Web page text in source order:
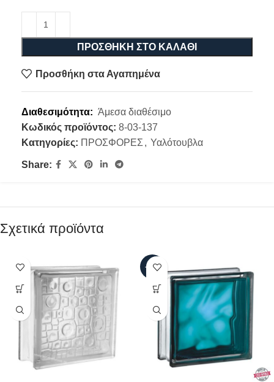
ΠΡΟΣΘΉΚΗ ΣΤΟ ΚΑΛΆΘΙ
Προσθήκη στα Αγαπημένα
Διαθεσιμότητα: Άμεσα διαθέσιμο
Κωδικός προϊόντος: 8-03-137
Κατηγορίες: ΠΡΟΣΦΟΡΕΣ , Υαλότουβλα
Share:
Σχετικά προϊόντα
-13%